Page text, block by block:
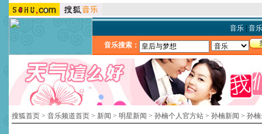
音乐| 音
音乐搜索：
搜狐首页 > 音乐频道首页 > 新闻 > 明星新闻 > 孙楠个人官方站 > 孙楠新闻 > 孙